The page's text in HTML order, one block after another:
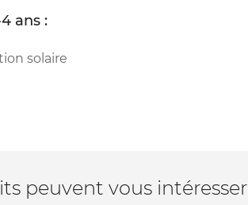
ans :
solaire
peuvent vous intéresser